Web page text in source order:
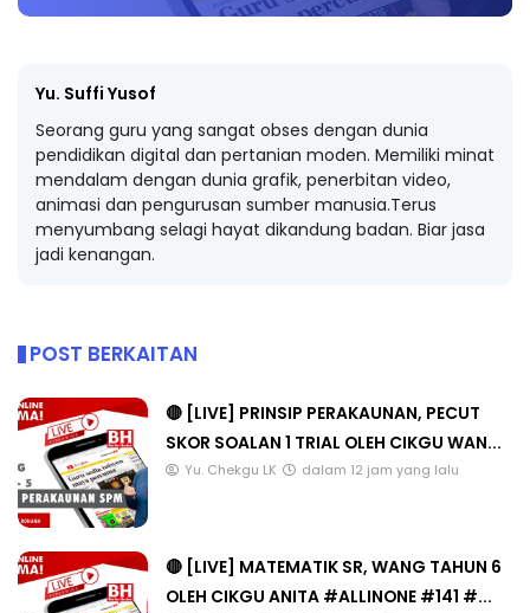
Yu. Suffi Yusof
Seorang guru yang sangat obses dengan dunia
pendidikan digital dan pertanian moden. Memiliki minat
mendalam dengan dunia grafik, penerbitan video,
animasi dan pengurusan sumber manusia.Terus
menyumbang selagi hayat dikandung badan. Biar jasa
jadi kenangan.
POST BERKAITAN
🔴 [LIVE] PRINSIP PERAKAUNAN, PECUT
SKOR SOALAN 1 TRIAL OLEH CIKGU WAN...
Yu. Chekgu LK dalam 12 jam yang lalu
🔴 [LIVE] MATEMATIK SR, WANG TAHUN 6
OLEH CIKGU ANITA #ALLINONE #141 #...